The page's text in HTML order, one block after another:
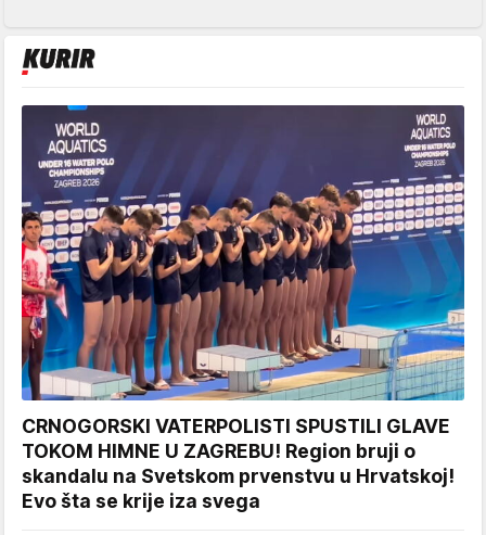
CRNOGORSKI VATERPOLISTI SPUSTILI GLAVE
TOKOM HIMNE U ZAGREBU! Region bruji o
skandalu na Svetskom prvenstvu u Hrvatskoj!
Evo šta se krije iza svega